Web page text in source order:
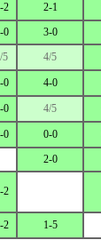
2 2-1
0 3-0
5 4/5
0 4-0
0 4/5
0 0-0
2-0
2
2 1-5